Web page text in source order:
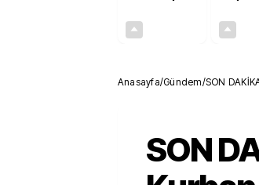
Anasayfa/Gündem/SON DAKİKA:
SON